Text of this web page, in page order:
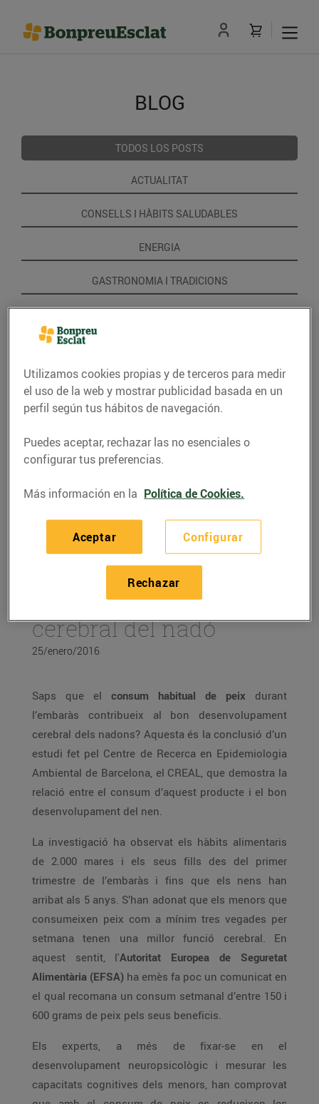
BLOG
TODOS LOS POSTS
ACTUALITAT
CONSELLS I HÀBITS SALUDABLES
ENERGIA
GASTRONOMIA I TRADICIONS
CONSEJOS Y HÁBITOS SALUDABLES
Consumir peix durant
l’embaràs beneficia el
desenvolupament
cerebral del nadó
25/enero/2016
Saps que el consum habitual de peix durant
l’embaràs contribueix al bon desenvolupament
cerebral dels nadons? Aquesta és la conclusió d’un
estudi fet pel Centre de Recerca en Epidemiologia
Ambiental de Barcelona, el CREAL, que demostra la
relació entre el consum d’aquest producte i el bon
desenvolupament del nen.
La investigació ha observat els hàbits alimentaris
de 2.000 mares i els seus fills des del primer
trimestre de l’embaràs i fins que els nens han
arribat als 5 anys. S’han adonat que els menors que
consumeixen peix com a mínim tres vegades per
setmana tenen una millor funció cerebral. En
aquest sentit, l'Autoritat Europea de Seguretat
Alimentària (EFSA) ha emès fa poc un comunicat en
el qual recomana un consum setmanal d’entre 150 i
600 grams de peix pels seus beneficis.
Els experts, a més de fixar-se en el
desenvolupament neuropsicològic i mesurar les
capacitats cognitives dels menors, han comprovat
Utilizamos cookies propias y de terceros para medir
el uso de la web y mostrar publicidad basada en un
perfil según tus hábitos de navegación.
Puedes aceptar, rechazar las no esenciales o
configurar tus preferencias.
Más información en la Política de Cookies.
Configurar
Rechazar
Aceptar